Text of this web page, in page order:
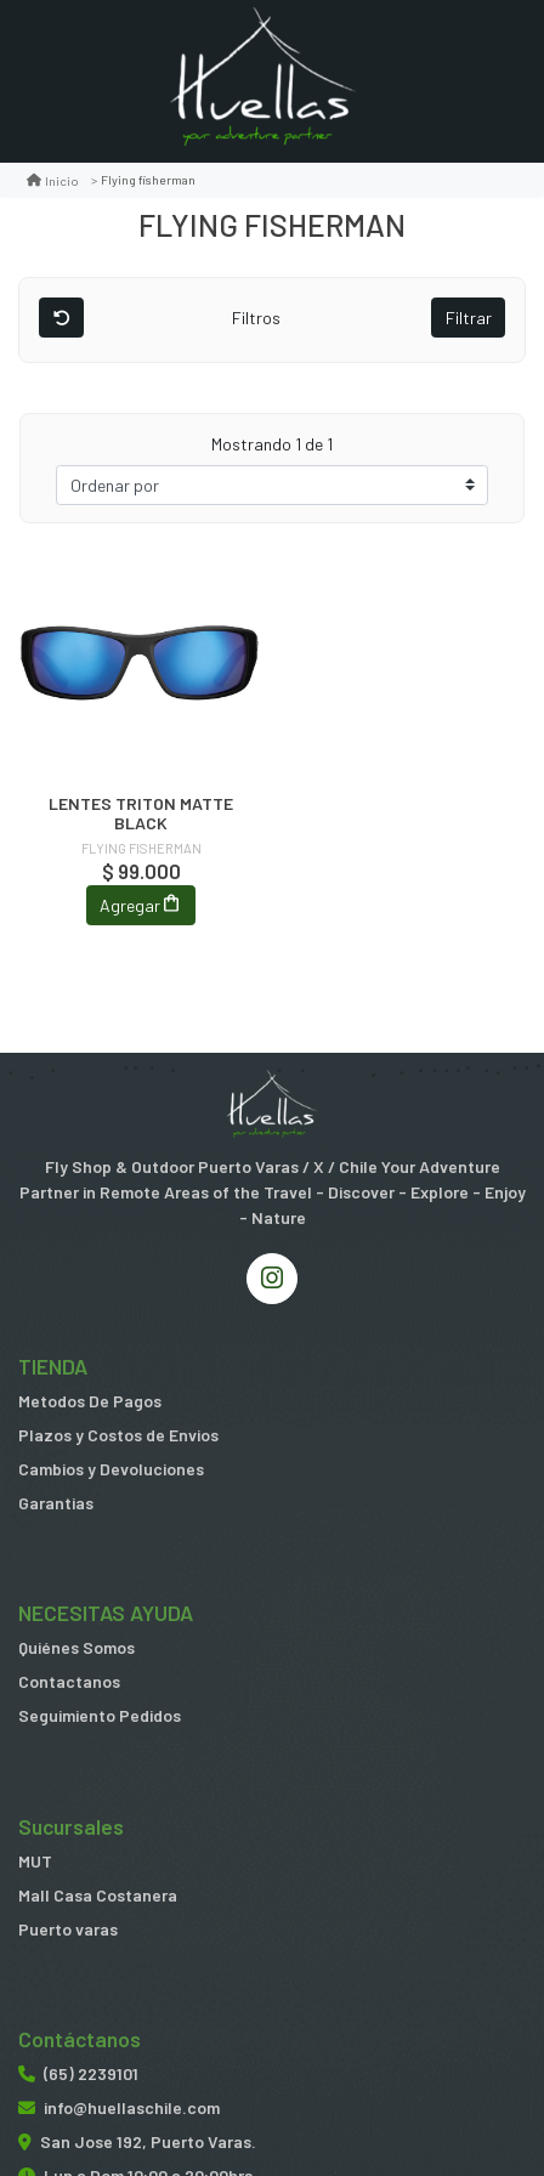
Inicio Flying fisherman
FLYING FISHERMAN
Filtros Filtrar
Mostrando 1 de 1
LENTES TRITON MATTE
BLACK
FLYING FISHERMAN
$ 99.000
Agregar
Fly Shop & Outdoor Puerto Varas / X / Chile Your Adventure
Partner in Remote Areas of the Travel - Discover - Explore - Enjoy
- Nature
TIENDA
Metodos De Pagos
Plazos y Costos de Envios
Cambios y Devoluciones
Garantias
NECESITAS AYUDA
Quiénes Somos
Contactanos
Seguimiento Pedidos
Sucursales
MUT
Mall Casa Costanera
Puerto varas
Contáctanos
(65) 2239101
info@huellaschile.com
San Jose 192, Puerto Varas.